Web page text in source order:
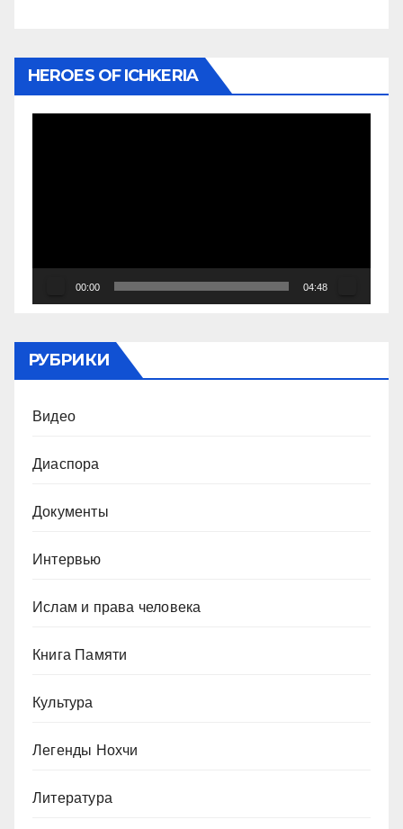
HEROES OF ICHKERIA
00:00 04:48
РУБРИКИ
Видео
Диаспора
Документы
Интервью
Ислам и права человека
Книга Памяти
Культура
Легенды Нохчи
Литература